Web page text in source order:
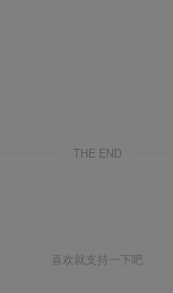
THE END
喜欢就支持一下吧